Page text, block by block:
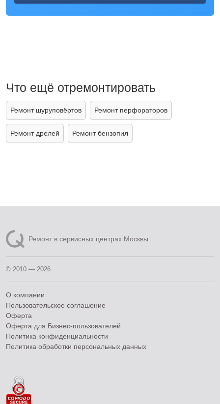
Что ещё отремонтировать
Ремонт шуруповёртов Ремонт перфораторов
Ремонт дрелей Ремонт бензопил
Ремонт в сервисных центрах Москвы
© 2010 — 2026
О компании
Пользовательское соглашение
Оферта
Оферта для Бизнес-пользователей
Политика конфиденциальности
Политика обработки персональных данных